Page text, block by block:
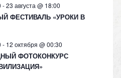
-23 августа @ 18:00
ФЕСТИВАЛЬ «УРОКИ В
- 12 октября @ 00:30
ФОТОКОНКУРС